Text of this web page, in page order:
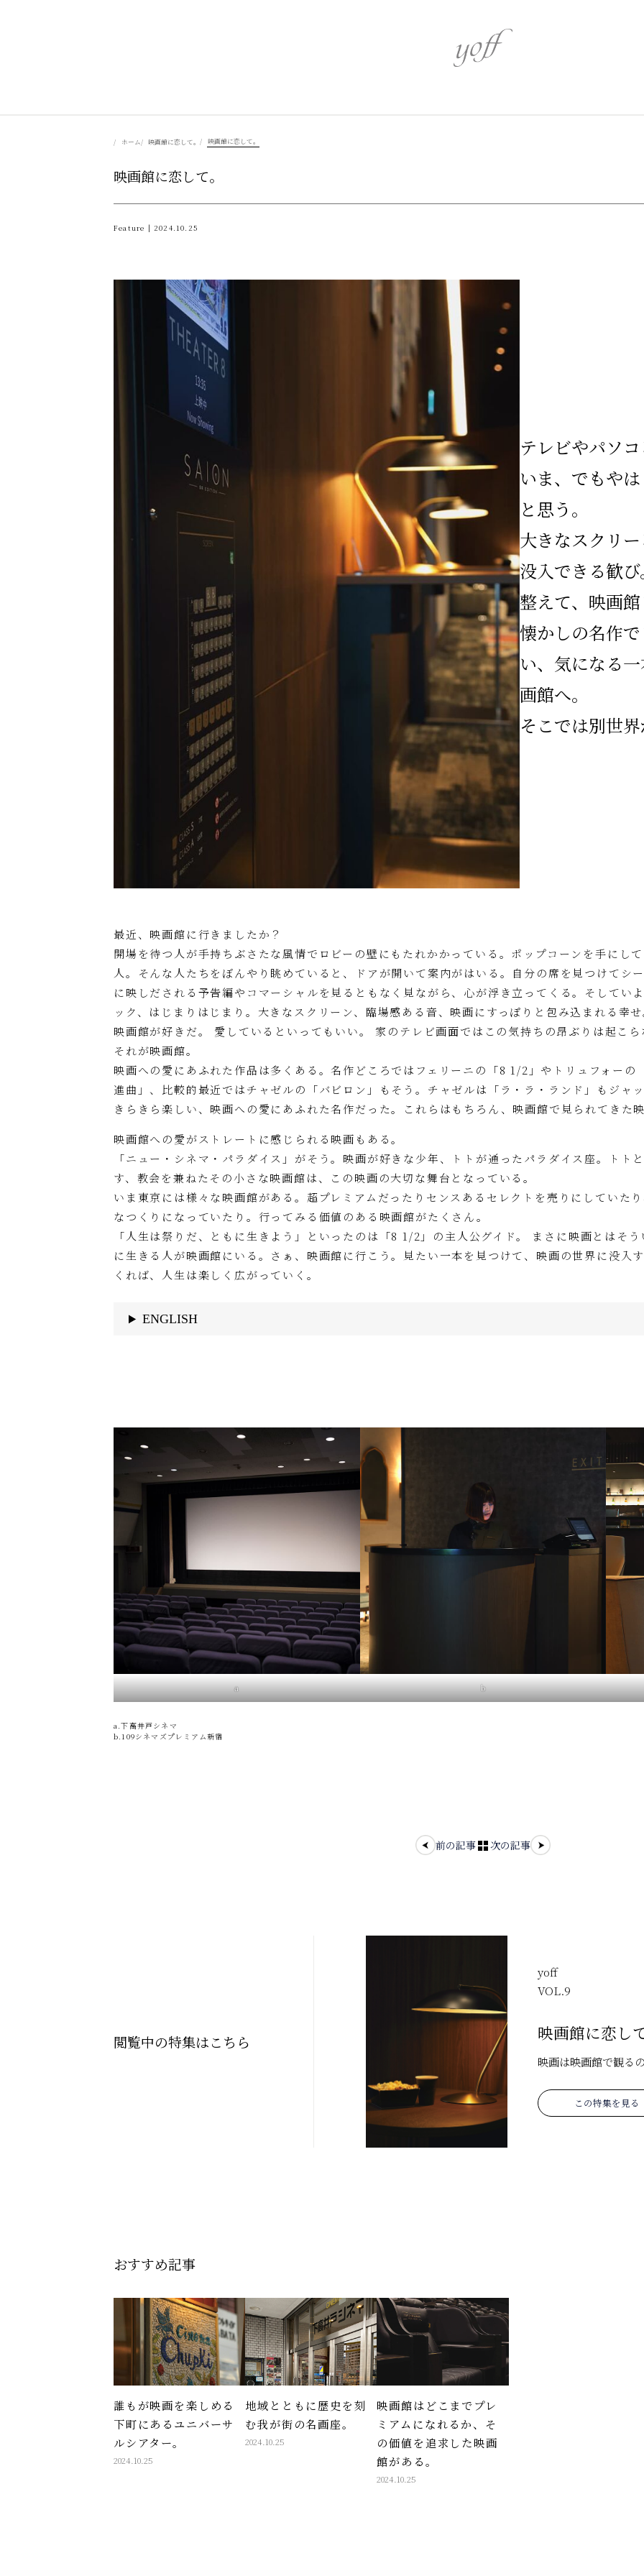
美食を辿る
ホーム 映画館に恋して。 映画館に恋して。
映画館に恋して。
Feature | 2024.10.25
テレビやパソ
いま、でもや
と思う。
大きなスクリ
没入できる歓
整えて、映画
懐かしの名作
い、気になる
画館へ。
そこでは別世
最近、映画館に行きましたか？
開場を待つ人が手持ちぶさたな風情でロビーの壁にもたれかかっている。ポップコーンを手にし
人。そんな人たちをぼんやり眺めていると、ドアが開いて案内がはいる。自分の席を見つけてシ
に映しだされる予告編やコマーシャルを見るともなく見ながら、心が浮き立ってくる。そしてい
ック、はじまりはじまり。大きなスクリーン、臨場感ある音、映画にすっぽりと包み込まれる幸
映画館が好きだ。 愛しているといってもいい。 家のテレビ画面ではこの気持ちの昂ぶりは起こ
それが映画館。
映画への愛にあふれた作品は多くある。名作どころではフェリーニの「8 1/2」やトリュフォーの
進曲」、比較的最近ではチャゼルの「バビロン」もそう。チャゼルは「ラ・ラ・ランド」もジャ
きらきら楽しい、映画への愛にあふれた名作だった。これらはもちろん、映画館で見られてきた
映画館への愛がストレートに感じられる映画もある。
「ニュー・シネマ・パラダイス」がそう。映画が好きな少年、トトが通ったパラダイス座。トト
す、教会を兼ねたその小さな映画館は、この映画の大切な舞台となっている。
いま東京には様々な映画館がある。超プレミアムだったりセンスあるセレクトを売りにしていた
なつくりになっていたり。行ってみる価値のある映画館がたくさん。
「人生は祭りだ、ともに生きよう」といったのは「8 1/2」の主人公グイド。 まさに映画とはそ
に生きる人が映画館にいる。さぁ、映画館に行こう。見たい一本を見つけて、映画の世界に没入
くれば、人生は楽しく広がっていく。
ENGLISH
a b
a.下高井戸シネマ
b.109シネマズプレミアム新宿
前の記事 次の記事
閲覧中の特集はこちら
yoff
VOL.9
映画館に恋し
映画は映画館で観る
この特集を見る
おすすめ記事
誰もが映画を楽しめる
下町にあるユニバーサ
ルシアター。
2024.10.25
地域とともに歴史を刻
む我が街の名画座。
2024.10.25
映画館はどこまでプレ
ミアムになれるか、そ
の価値を追求した映画
館がある。
2024.10.25